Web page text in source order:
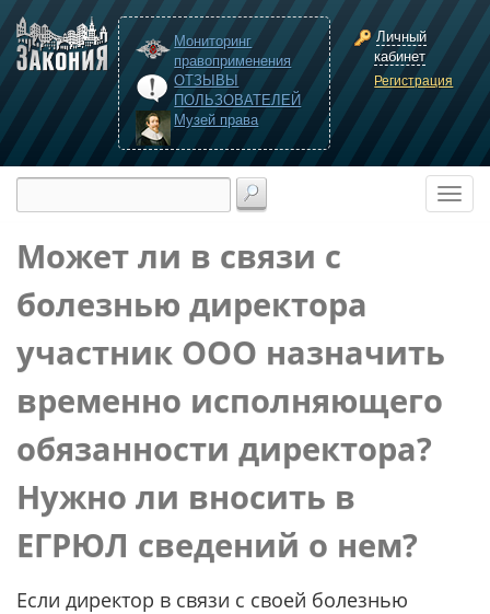
Мониторинг
правоприменения
ОТЗЫВЫ
ПОЛЬЗОВАТЕЛЕЙ
Музей права
Личный
кабинет
Регистрация
Может ли в связи с
болезнью директора
участник ООО назначить
временно исполняющего
обязанности директора?
Нужно ли вносить в
ЕГРЮЛ сведений о нем?
Если директор в связи с своей болезнью